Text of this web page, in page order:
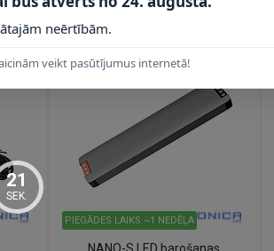
PIEGĀDES LAIKS ~1 NEDĒĻA
neērtībām.
veikt pasūtījumus internetā!
20
SEK.